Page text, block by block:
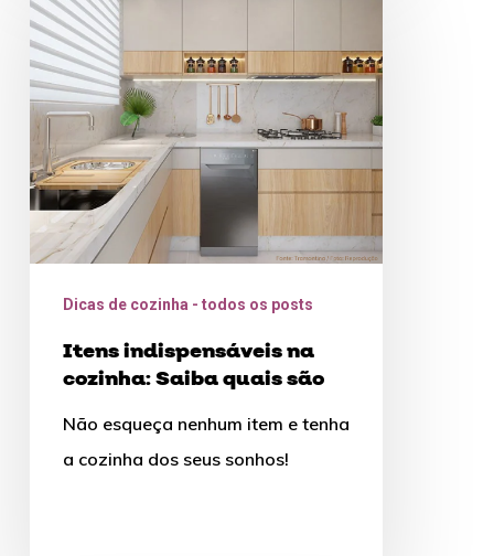
indispensáveis
na
cozinha:
Saiba
quais
são
Dicas de cozinha - todos os posts
Itens indispensáveis na
cozinha: Saiba quais são
Não esqueça nenhum item e tenha
a cozinha dos seus sonhos!